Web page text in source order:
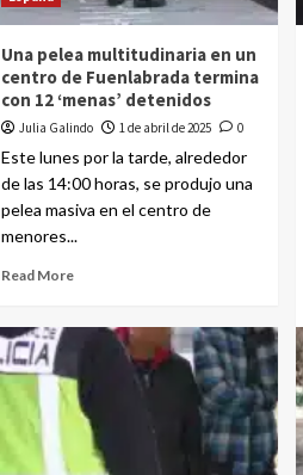
Una pelea multitudinaria en un
centro de Fuenlabrada termina
con 12 ‘menas’ detenidos
Julia Galindo 1 de abril de 2025 0
Este lunes por la tarde, alrededor
de las 14:00 horas, se produjo una
pelea masiva en el centro de
menores...
Read More